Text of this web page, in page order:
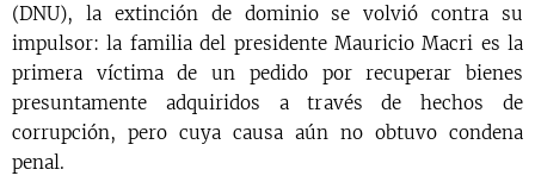
(DNU), la extinción de dominio se volvió contra su
impulsor: la familia del presidente Mauricio Macri es la
primera víctima de un pedido por recuperar bienes
presuntamente adquiridos a través de hechos de
corrupción, pero cuya causa aún no obtuvo condena
penal.